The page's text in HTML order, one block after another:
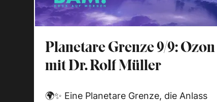
Planetare Grenze 9/9: Ozon
mit Dr. Rolf Müller
🌍✨ Eine Planetare Grenze, die Anlass